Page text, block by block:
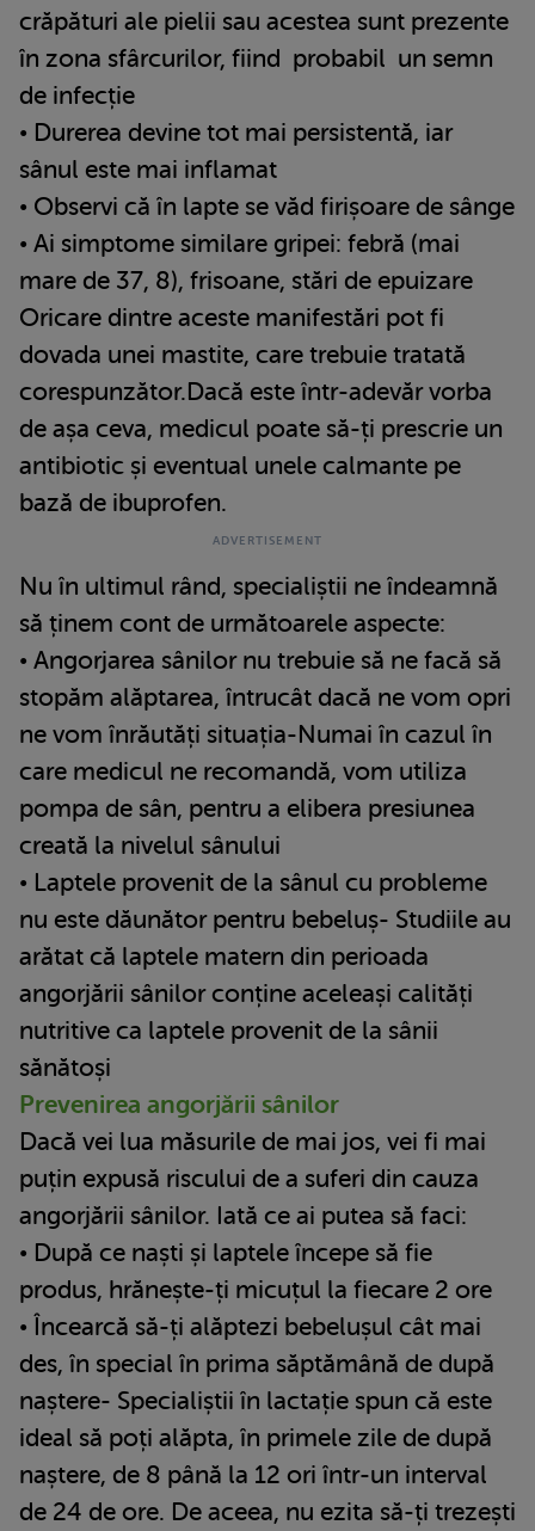
crăpături ale pielii sau acestea sunt prezente
în zona sfârcurilor, fiind probabil un semn
de infecție
• Durerea devine tot mai persistentă, iar
sânul este mai inflamat
• Observi că în lapte se văd firișoare de sânge
• Ai simptome similare gripei: febră (mai
mare de 37, 8), frisoane, stări de epuizare
Oricare dintre aceste manifestări pot fi
dovada unei mastite, care trebuie tratată
corespunzător.Dacă este într-adevăr vorba
de așa ceva, medicul poate să-ți prescrie un
antibiotic și eventual unele calmante pe
bază de ibuprofen.
Nu în ultimul rând, specialiștii ne îndeamnă
să ținem cont de următoarele aspecte:
• Angorjarea sânilor nu trebuie să ne facă să
stopăm alăptarea, întrucât dacă ne vom opri
ne vom înrăutăți situația-Numai în cazul în
care medicul ne recomandă, vom utiliza
pompa de sân, pentru a elibera presiunea
creată la nivelul sânului
• Laptele provenit de la sânul cu probleme
nu este dăunător pentru bebeluș- Studiile au
arătat că laptele matern din perioada
angorjării sânilor conține aceleași calități
nutritive ca laptele provenit de la sânii
sănătoși
Prevenirea angorjării sânilor
Dacă vei lua măsurile de mai jos, vei fi mai
puțin expusă riscului de a suferi din cauza
angorjării sânilor. Iată ce ai putea să faci:
• După ce naști și laptele începe să fie
produs, hrănește-ți micuțul la fiecare 2 ore
• Încearcă să-ți alăptezi bebelușul cât mai
des, în special în prima săptămână de după
naștere- Specialiștii în lactație spun că este
ideal să poți alăpta, în primele zile de după
naștere, de 8 până la 12 ori într-un interval
de 24 de ore. De aceea, nu ezita să-ți trezești